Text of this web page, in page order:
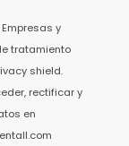
y
tratamiento
shield.
rectificar y
en